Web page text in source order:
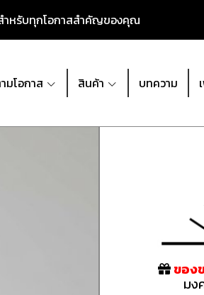
หรับทุกโอกาสสำคัญของคุณ
โอกาส สินค้า บทความ
ของ
มง